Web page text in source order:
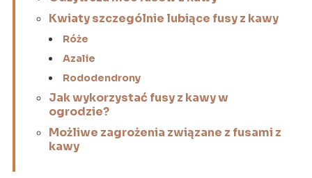
Kwiaty szczególnie lubiące fusy z kawy
Róże
Azalie
Rododendrony
Jak wykorzystać fusy z kawy w
ogrodzie?
Możliwe zagrożenia związane z fusami z
kawy